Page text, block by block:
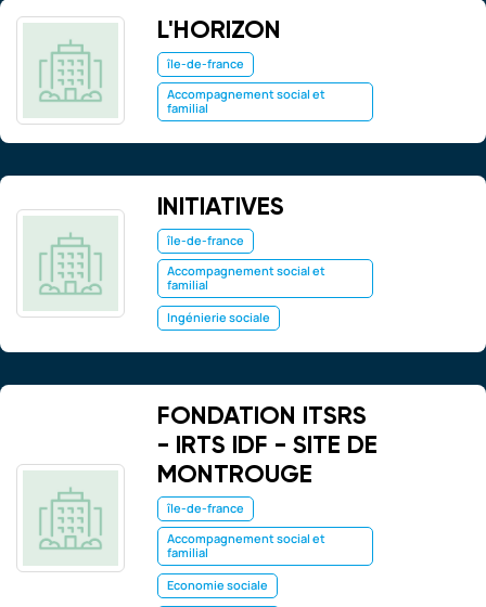
L'HORIZON
île-de-france
Accompagnement social et
familial
INITIATIVES
île-de-france
Accompagnement social et
familial
Ingénierie sociale
FONDATION ITSRS
- IRTS IDF - SITE DE
MONTROUGE
île-de-france
Accompagnement social et
familial
Economie sociale